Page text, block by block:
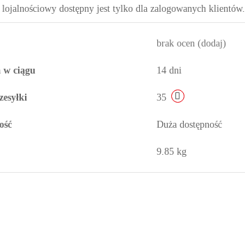
lojalnościowy dostępny jest tylko dla zalogowanych klientów.
brak ocen (dodaj)
w ciągu 14 dni
35
Duża dostępność
9.85 kg